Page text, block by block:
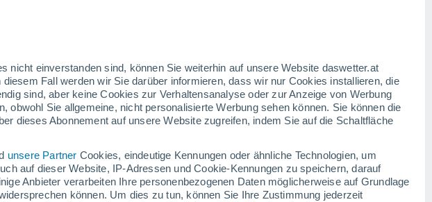
nicht einverstanden sind, können Sie weiterhin auf unsere Website daswetter.at
Fall werden wir Sie darüber informieren, dass wir nur Cookies installieren, die
sind, aber keine Cookies zur Verhaltensanalyse oder zur Anzeige von Werbung
obwohl Sie allgemeine, nicht personalisierte Werbung sehen können. Sie können die
dieses Abonnement auf unsere Website zugreifen, indem Sie auf die Schaltfläche
unsere Partner Cookies, eindeutige Kennungen oder ähnliche Technologien, um
auf dieser Website, IP-Adressen und Cookie-Kennungen zu speichern, darauf
Anbieter verarbeiten Ihre personenbezogenen Daten möglicherweise auf Grundlage
können. Um dies zu tun, können Sie Ihre Zustimmung jederzeit